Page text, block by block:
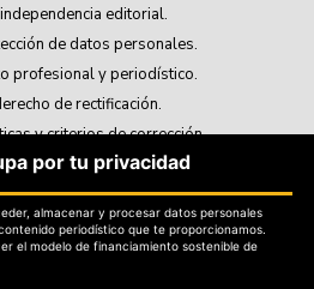
editorial.
de datos personales.
profesional y periodístico.
de rectificación.
y criterios de corrección.
a pedidos de retiro de contenidos.
de OjoPúblico.
por tu privacidad
almacenar y procesar datos personales
periodístico que te proporcionamos.
el modelo de financiamiento sostenible de